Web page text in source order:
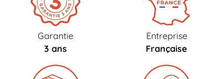
Garantie
3 ans
Entreprise
Française